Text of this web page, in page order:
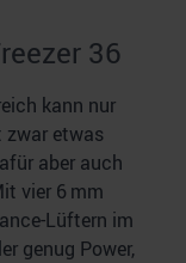
36
kann nur
zwar etwas
aber auch
vier 6 mm
Lüftern im
genug Power,